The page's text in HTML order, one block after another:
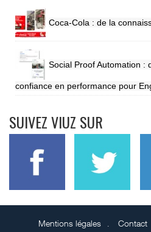
Coca-Cola : de la
Social Proof Automation :
confiance en performance pour
SUIVEZ VIUZ SUR
Mentions légales Contact